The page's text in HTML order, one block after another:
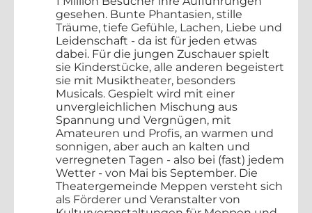
gesehen. Bunte Phantasien, stille
Träume, tiefe Gefühle, Lachen, Liebe und
Leidenschaft - da ist für jeden etwas
dabei. Für die jungen Zuschauer spielt
sie Kinderstücke, alle anderen begeistert
sie mit Musiktheater, besonders
Musicals. Gespielt wird mit einer
unvergleichlichen Mischung aus
Spannung und Vergnügen, mit
Amateuren und Profis, an warmen und
sonnigen, aber auch an kalten und
verregneten Tagen - also bei (fast) jedem
Wetter - von Mai bis September. Die
Theatergemeinde Meppen versteht sich
als Förderer und Veranstalter von